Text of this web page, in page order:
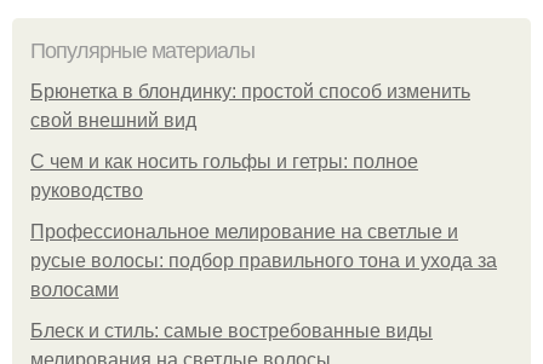
Популярные материалы
Брюнетка в блондинку: простой способ изменить
свой внешний вид
С чем и как носить гольфы и гетры: полное
руководство
Профессиональное мелирование на светлые и
русые волосы: подбор правильного тона и ухода за
волосами
Блеск и стиль: самые востребованные виды
мелирования на светлые волосы